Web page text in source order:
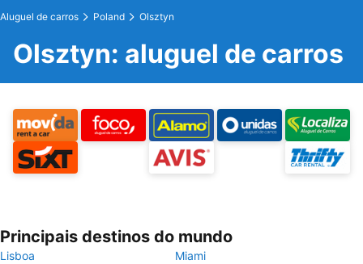
Aluguel de carros Poland Olsztyn
Olsztyn: aluguel de carros
Principais destinos do mundo
Lisboa
Miami